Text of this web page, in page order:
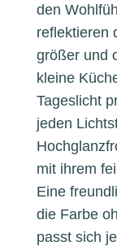
den
reflektieren
größer und
kleine
Tageslicht
jeden
mit ihrem
Eine
die Farbe
passt sich